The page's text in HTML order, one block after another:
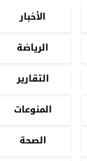
الأخبار
الرياضة
التقارير
المنوعات
الصحة